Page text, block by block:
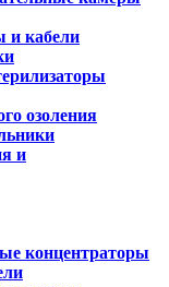
и кабели
озоления
и
концентраторы